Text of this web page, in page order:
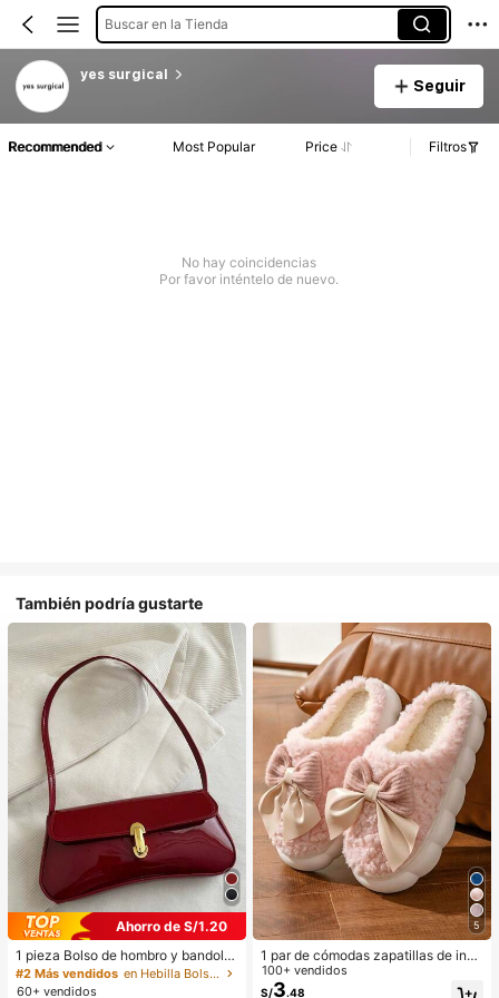
Buscar en la Tienda
yes surgical
Seguir
Recommended Most Popular Price Filtros
No hay coincidencias
Por favor inténtelo de nuevo.
También podría gustarte
Ahorro de S/1.20
1 pieza Bolso de hombro y bandoler
a de cuero sintético aceitado retro
para mujer, adecuado para citas, sa
#2 Más vendidos
en Hebilla Bolsos De Hombro De Mujer
60+ vendidos
5
1 par de cómodas zapatillas de invi
erno para mujer, con forro de peluc
he con lazo, suela gruesa antidesliz
100+ vendidos
S/3.48